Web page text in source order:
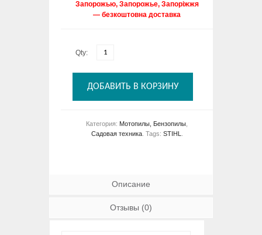
Запорожью, Запорожье, Запоріжжя
— безкоштовна доставка
Qty:
ДОБАВИТЬ В КОРЗИНУ
Категория: Мотопилы, Бензопилы
Садовая техника. Tags: STIHL
Описание
Отзывы (0)